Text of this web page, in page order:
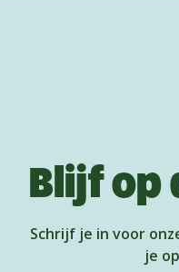
Blijf op
Schrijf je in voor
je